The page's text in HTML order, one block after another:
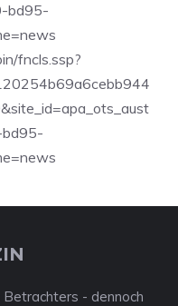
bd95-
fncls.ssp?
- dennoch